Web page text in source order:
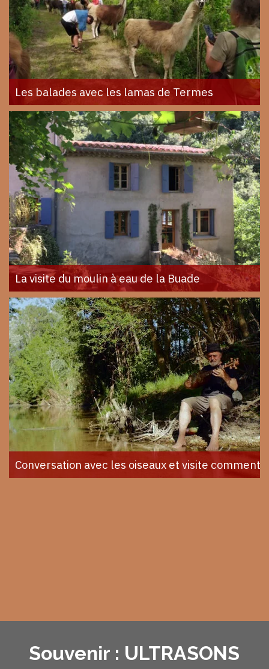
Les balades avec les lamas de Termes
La visite du moulin à eau de la Buade
Conversation avec les oiseaux et visite
Souvenir : ULTRASONS